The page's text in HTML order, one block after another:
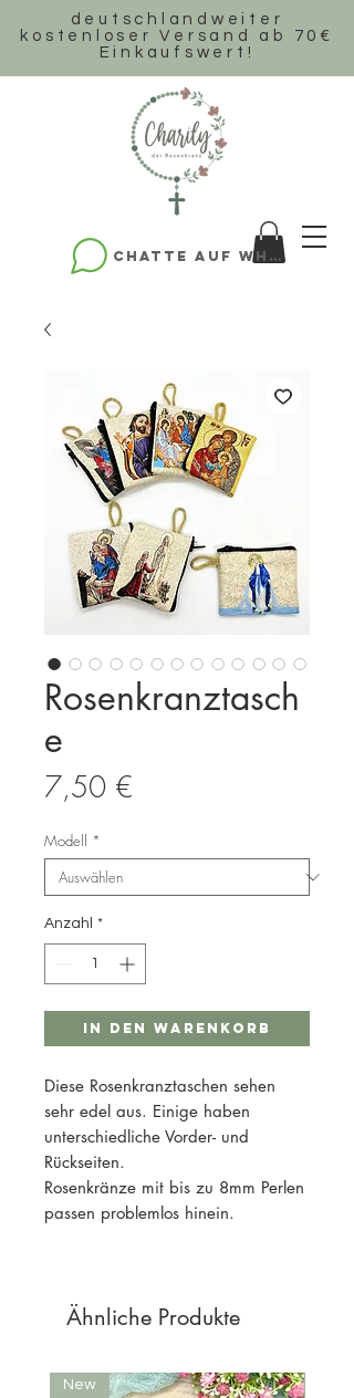
deutschlandweiter
k ostenloser Versand ab 70€
Einkaufswert!
Chatte auf WhatsApp
Rosenkranztasch
e
7,50 €
Modell *
Anzahl *
In den Warenkorb
Diese Rosenkranztaschen sehen
sehr edel aus. Einige haben
unterschiedliche Vorder- und
Rückseiten.
Rosenkränze mit bis zu 8mm Perlen
passen problemlos hinein.
Ähnliche Produkte
New